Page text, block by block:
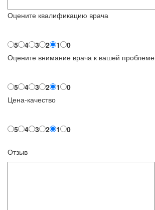
Оцените квалификацию врача
5 4 3 2 1
0
Оцените внимание врача к вашей проблеме
5 4 3 2 1
0
Цена-качество
5 4 3 2 1 0
Отзыв